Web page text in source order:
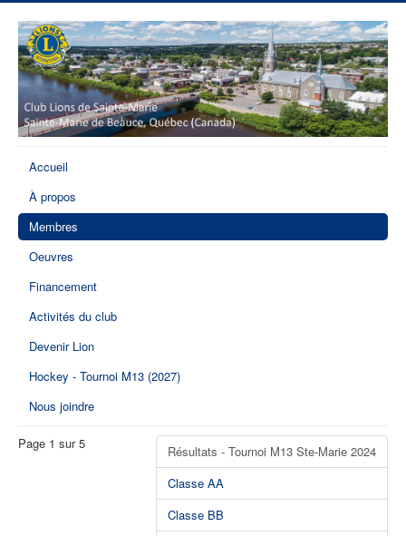
Accueil
À propos
Membres
Oeuvres
Financement
Activités du club
Devenir Lion
Hockey - Tournoi M13 (2027)
Nous joindre
Résultats - Tournoi M13 Ste-Marie 2024
Classe AA
Classe BB
Page 1 sur 5